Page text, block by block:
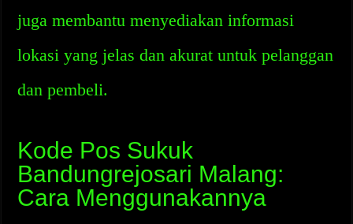
juga membantu menyediakan informasi
lokasi yang jelas dan akurat untuk pelanggan
dan pembeli.
Kode Pos Sukuk
Bandungrejosari Malang:
Cara Menggunakannya